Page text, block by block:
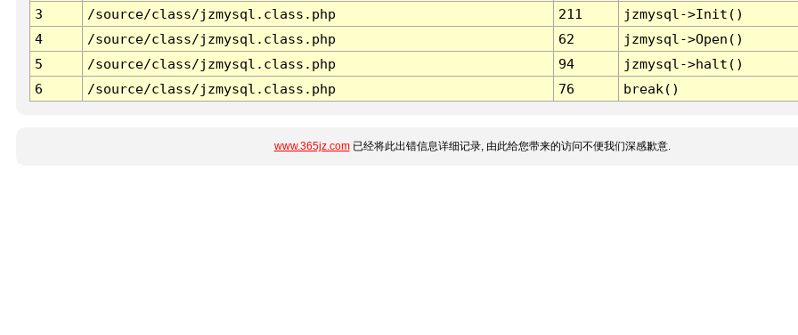
3
/source/class/jzmysql.class.php 211
jzmysql->Init()
4
/source/class/jzmysql.class.php 62
jzmysql->Open()
5
/source/class/jzmysql.class.php 94
jzmysql->halt()
6
/source/class/jzmysql.class.php 76 break()
www.365jz.com已经将此出错信息详细记录, 由此给您带来的访问不便我们深感歉意.